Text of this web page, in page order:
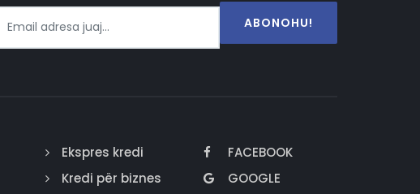
ABONOHU!
Ekspres kredi
Kredi për biznes
FACEBOOK
GOOGLE